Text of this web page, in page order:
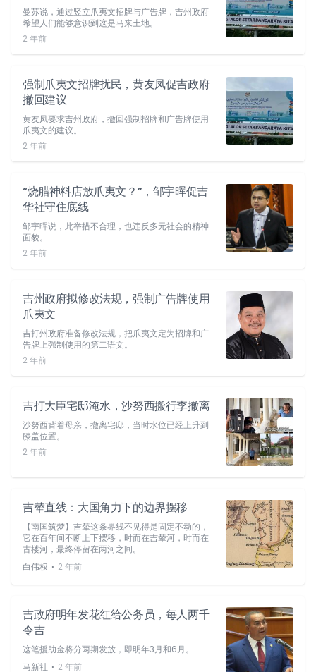
曼苏说，通过竖立爪夷文招牌与广告牌，吉州政府
希望人们能够意识到这是马来土地。
2 年前
强制爪夷文招牌扰民，黄友凤促吉政府
撤回建议
黄友凤要求吉州政府，撤回强制招牌和广告牌使用
爪夷文的建议。
2 年前
“烧腊神料店放爪夷文？”，邹宇晖促吉
华社守住底线
邹宇晖说，此举措不合理，也违反多元社会的精神
面貌。
2 年前
吉州政府拟修改法规，强制广告牌使用
爪夷文
吉打州政府准备修改法规，把爪夷文定为招牌和广
告牌上强制使用的第二语文。
2 年前
吉打大臣宅邸淹水，沙努西搬行李撤离
沙努西背着母亲，撤离宅邸，当时水位已经上升到
膝盖位置。
2 年前
吉辇直线：大国角力下的边界摆移
【南国筑梦】吉辇这条界线不见得是固定不动的，
它在百年间不断上下摆移，时而在吉辇河，时而在
古楼河，最终停留在两河之间。
白伟权 ⋅ 2 年前
吉政府明年发花红给公务员，每人两千
令吉
这笔援助金将分两期发放，即明年3月和6月。
马新社 ⋅ 2 年前